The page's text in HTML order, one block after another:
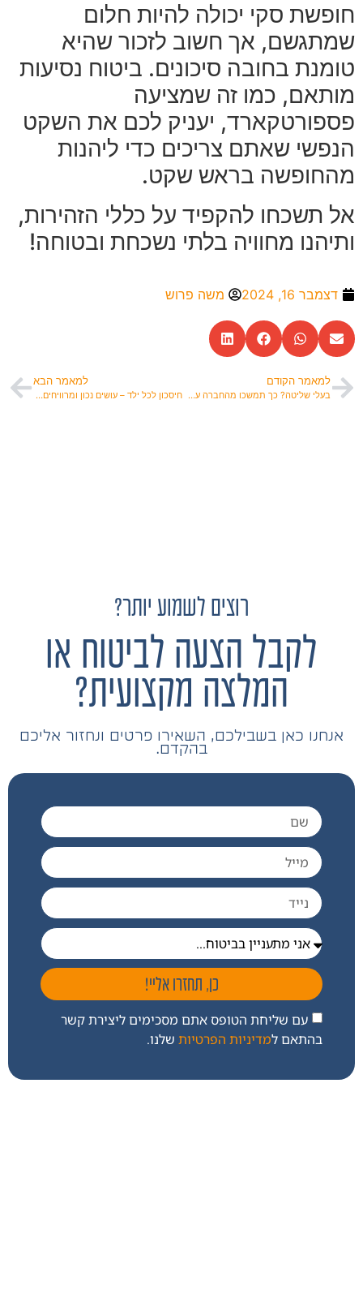
חופשת סקי יכולה להיות חלום
שמתגשם, אך חשוב לזכור שהיא
טומנת בחובה סיכונים. ביטוח נסיעות
מותאם, כמו זה שמציעה
פספורטקארד, יעניק לכם את השקט
הנפשי שאתם צריכים כדי ליהנות
מהחופשה בראש שקט.
אל תשכחו להקפיד על כללי הזהירות,
ותיהנו מחוויה בלתי נשכחת ובטוחה!
דצמבר 16, 2024 משה פרוש
למאמר הקודם
בעלי שליטה? כך תמשכו מהחברה עשרות אלפי שקלים ללא מס
למאמר הבא
חיסכון לכל ילד – עושים נכון ומרוויחים המון!
רוצים לשמוע יותר?
לקבל הצעה לביטוח או
המלצה מקצועית?
אנחנו כאן בשבילכם, השאירו פרטים ונחזור אליכם
בהקדם.
עם שליחת הטופס אתם מסכימים ליצירת קשר
בהתאם למדיניות הפרטיות שלנו.
כן, תחזרו אליי!